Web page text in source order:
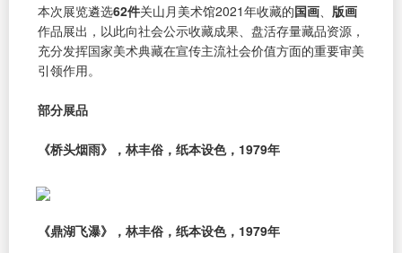
本次展览遴选62件关山月美术馆2021年收藏的国画
版画
作品展出，以此向社会公示收藏成果、盘活存量藏品资源，
充分发挥国家美术典藏在宣传主流社会价值方面的重要审美
引领作用。
部分展品
《桥头烟雨》，林丰俗，纸本设色，1979年
《鼎湖飞瀑》，林丰俗，纸本设色，1979年